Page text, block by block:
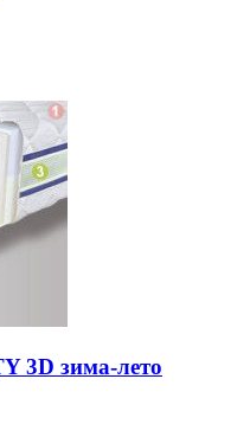
3D зима-лето